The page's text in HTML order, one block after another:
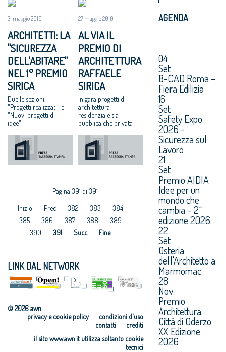
31 maggio 2010
ARCHITETTI: LA
"SICUREZZA
DELL'ABITARE"
NEL 1° PREMIO
SIRICA
Due le sezioni:
"Progetti realizzati" e
"Nuovi progetti di
idee"
27 maggio 2010
AL VIA IL
PREMIO DI
ARCHITETTURA
RAFFAELE
SIRICA
In gara progetti di
architettura
residenziale sia
pubblica che privata
Pagina 391 di 391
Inizio
Prec 382 383
384
385
386 387 388
389
390
391 Succ Fine
LINK DAL NETWORK
© 2026 awn
condizioni d'uso
privacy e cookie policy
crediti
contatti
il sito www.awn.it utilizza soltanto cookie
tecnici
AGENDA
04
Set
B-CAD Roma –
Fiera Edilizia
16
Set
Safety Expo
2026 -
Sicurezza sul
Lavoro
21
Set
Premio AIDIA
Idee per un
mondo che
cambia – 2^
edizione 2026.
22
Set
Osteria
dell'Architetto a
Marmomac
28
Nov
Premio
Architettura
Città di Oderzo
XX Edizione
2026